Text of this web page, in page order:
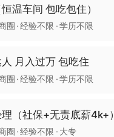
温车间 包吃包住）
圈 经验不限 学历不限
月入过万 包吃住
圈 经验不限 学历不限
（社保+无责底薪4k+）
圈 经验不限 大专